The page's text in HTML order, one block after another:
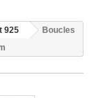
925
Boucles